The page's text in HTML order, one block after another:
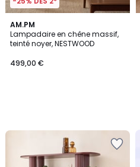
AM.PM
Lampadaire en chêne massif,
teinté noyer, NESTWOOD
499,00 €